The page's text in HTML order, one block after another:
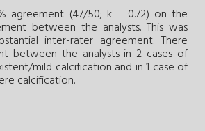
agreement (47/50; k = 0.72) on the
between the analysts. This was
inter-rater agreement. There
between the analysts in 2 cases of
mild calcification and in 1 case of
calcification.